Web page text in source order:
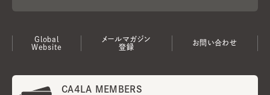
Global
Website
メールマガジン
登録
お問い合わせ
CA4LA MEMBERS